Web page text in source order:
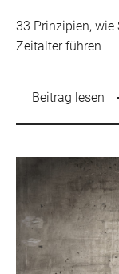
33 Prinzipien,
Zeitalter führen
Beitrag lesen